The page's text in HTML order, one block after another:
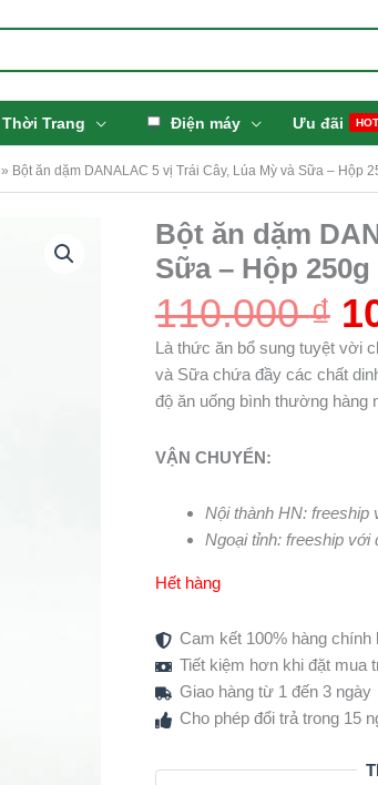
Thời Trang Điện máy Ưu đãi HOT
» Bột ăn dặm DANALAC 5 vị Trái Cây, Lúa Mỳ và Sữa – Hộp
Bột ăn dặm
Sữa – Hộp 250g
110.000₫
là:
Là thức ăn bổ sung tuyệt vời
và Sữa chứa đầy các chất
độ ăn uống bình thường hàng
VẬN CHUYỂN:
Nội thành HN: freeship
Ngoại tỉnh: freeship với
Hết hàng
Cam kết 100% hàng chính
Tiết kiệm hơn khi đặt mua
Giao hàng từ 1 đến 3 ngày
Cho phép đổi trả trong 15